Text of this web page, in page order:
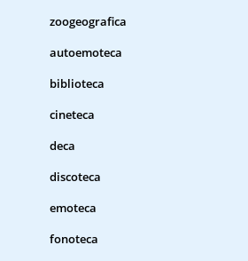
zoogeografica
autoemoteca
biblioteca
cineteca
deca
discoteca
emoteca
fonoteca